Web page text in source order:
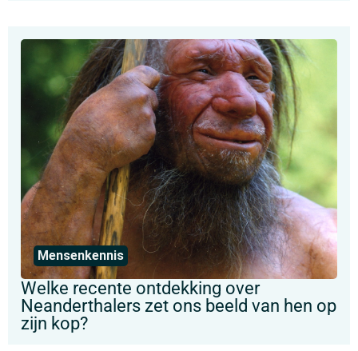
Mensenkennis
Welke recente ontdekking over
Neanderthalers zet ons beeld van hen op
zijn kop?